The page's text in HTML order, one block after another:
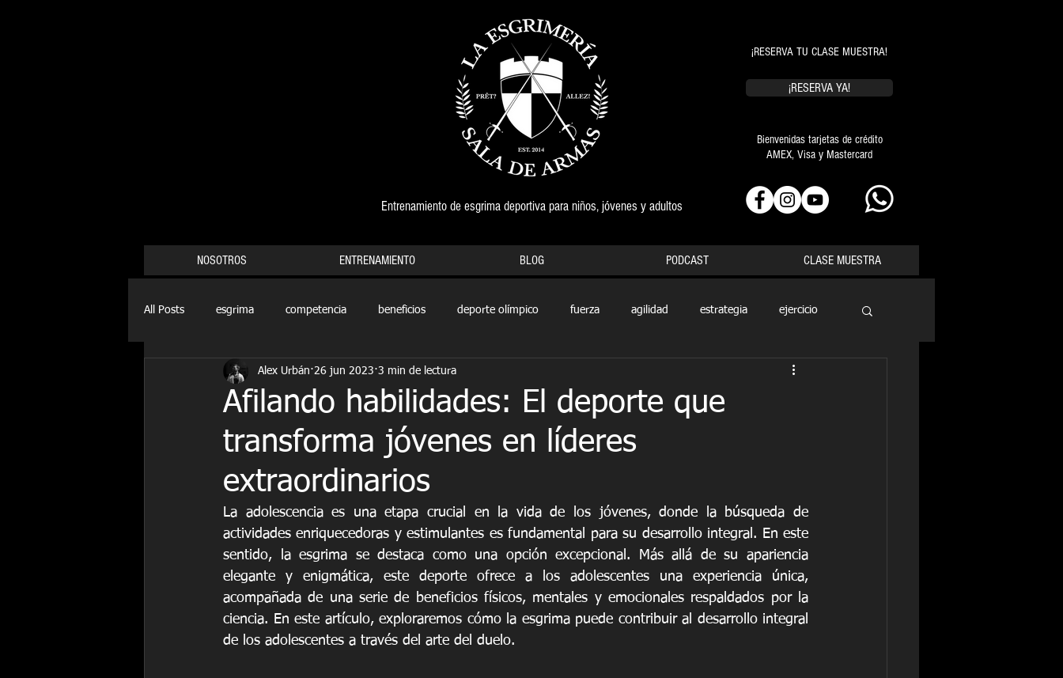
¡RESERVA TU CLASE MUESTRA!
¡RESERVA YA!
Bienvenidas tarjetas de crédito
AMEX, Visa y Mastercard
Entrenamiento de esgrima deportiva para niños, jóvenes y adultos
NOSOTROS ENTRENAMIENTO BLOG PODCAST CLASE MUESTRA
All Posts esgrima competencia beneficios deporte olímpico fuerza agilidad estrategia ejercicio
historia Juegos Olímpicos niños
Afilando habilidades: El deporte que
transforma jóvenes en líderes
extraordinarios
Alex Urbán 26 jun 2023 3 min de lectura
La adolescencia es una etapa crucial en la vida de los jóvenes, donde la búsqueda de
actividades enriquecedoras y estimulantes es fundamental para su desarrollo integral. En este
sentido, la esgrima se destaca como una opción excepcional. Más allá de su apariencia
elegante y enigmática, este deporte ofrece a los adolescentes una experiencia única,
acompañada de una serie de beneficios físicos, mentales y emocionales respaldados por la
ciencia. En este artículo, exploraremos cómo la esgrima puede contribuir al desarrollo integral
de los adolescentes a través del arte del duelo.